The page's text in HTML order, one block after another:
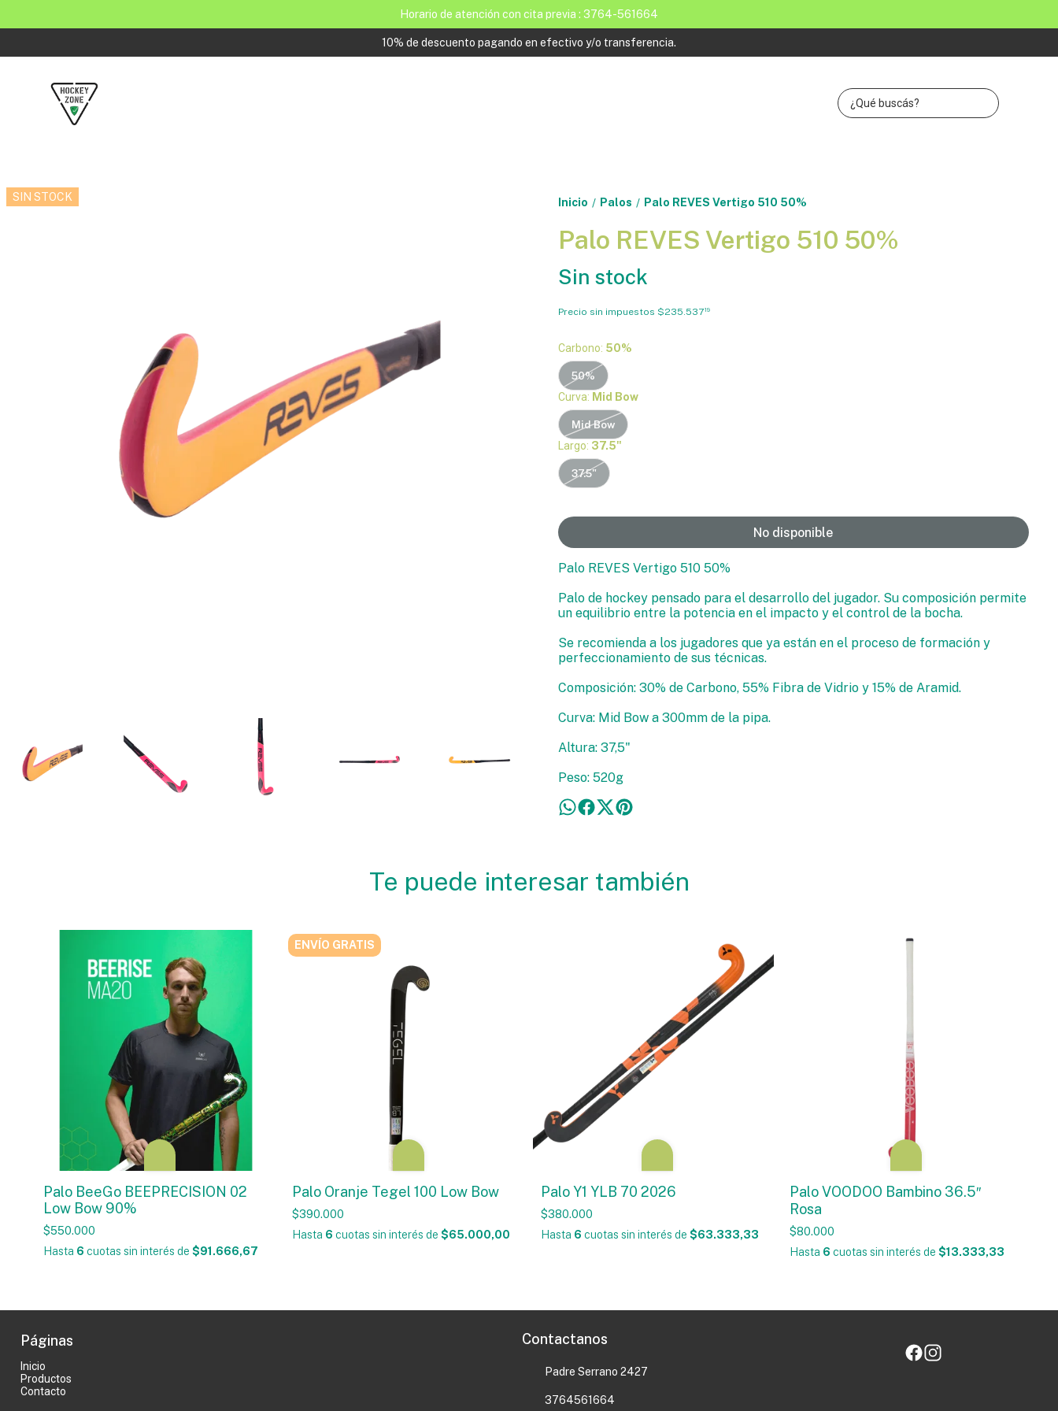
Horario de atención con cita previa : 3764-561664
10% de descuento pagando en efectivo y/o transferencia.
SIN STOCK Inicio / Palos / Palo REVES Vertigo 510 50%
Palo REVES Vertigo 510 50%
Sin stock
Precio sin impuestos $235.53719
Carbono: 50%
50%
Curva: Mid Bow
Mid Bow
Largo: 37.5"
37.5"
No disponible
Palo REVES Vertigo 510 50%
Palo de hockey pensado para el desarrollo del jugador. Su composición permite
un equilibrio entre la potencia en el impacto y el control de la bocha.
Se recomienda a los jugadores que ya están en el proceso de formación y
perfeccionamiento de sus técnicas.
Composición: 30% de Carbono, 55% Fibra de Vidrio y 15% de Aramid.
Curva: Mid Bow a 300mm de la pipa.
Altura: 37,5"
Peso: 520g
Te puede interesar también
Palo BeeGo BEEPRECISION 02
Low Bow 90%
$550.000
Hasta 6 cuotas sin interés de $91.666,67
ENVÍO GRATIS
Palo Oranje Tegel 100 Low Bow
$390.000
Hasta 6 cuotas sin interés de $65.000,00
Palo Y1 YLB 70 2026
$380.000
Hasta 6 cuotas sin interés de $63.333,33
Palo VOODOO Bambino 36.5″
Rosa
$80.000
Hasta 6 cuotas sin interés de $13.333,33
Páginas
Inicio
Productos
Contacto
Contactanos
Padre Serrano 2427
3764561664